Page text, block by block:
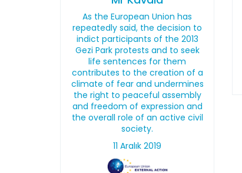
As the European Union has
repeatedly said, the decision to
indict participants of the 2013
Gezi Park protests and to seek
life sentences for them
contributes to the creation of a
climate of fear and undermines
the right to peaceful assembly
and freedom of expression and
the overall role of an active civil
society.
11 Aralık 2019